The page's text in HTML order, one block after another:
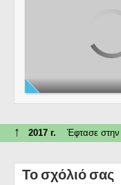
↑ 2017 г. Έφτασε στην
Το σχόλιό σας